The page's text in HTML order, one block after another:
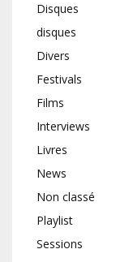
Disques
disques
Divers
Festivals
Films
Interviews
Livres
News
Non classé
Playlist
Sessions